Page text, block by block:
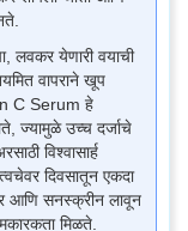
लवकर येणारी वयाची
वापराने खूप
C Serum हे
ज्यामुळे उच्च दर्जाचे
विश्वासार्ह
दिवसातून एकदा
आणि सनस्क्रीन लावून
मिळते.